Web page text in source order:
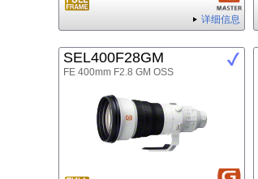
详细信息
SEL400F28GM
FE 400mm F2.8 GM OSS